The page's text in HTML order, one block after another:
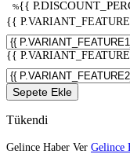
%{{
{{
{{
Sepete Ekle
Tükendi
Gelince Haber Ver Gelince